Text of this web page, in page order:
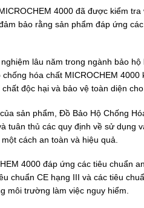
4000 đã được kiểm
bảo rằng sản phẩm đáp ứng
lâu năm trong ngành bảo
hóa chất MICROCHEM
độc hại và bảo vệ toàn diện
sản phẩm, Đồ Bảo Hộ Chống
tuân thủ các quy định về sử dụng
cách an toàn và hiệu quả.
4000 đáp ứng các tiêu chuẩn
chuẩn CE hạng III và các tiêu
môi trường làm việc nguy hiểm.